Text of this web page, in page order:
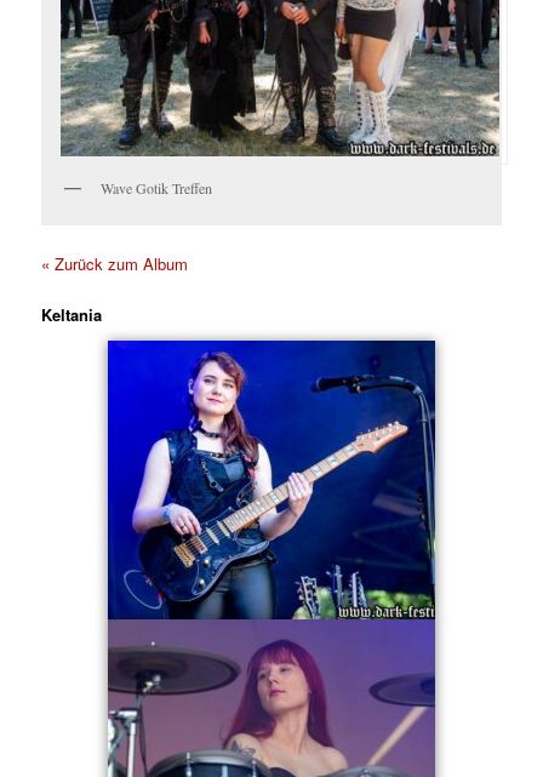
Wave Gotik Treffen
« Zurück zum Album
Keltania